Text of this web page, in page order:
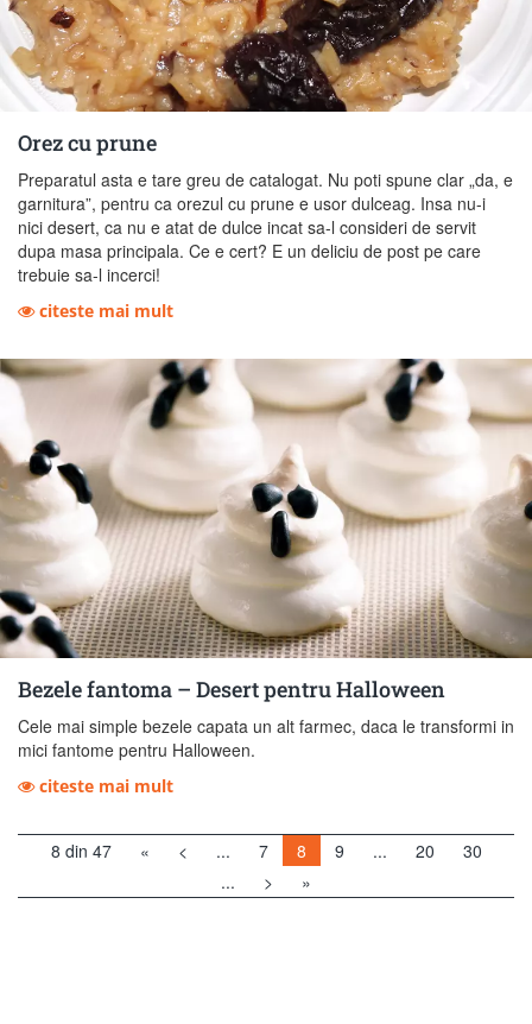
Orez cu prune
Preparatul asta e tare greu de catalogat. Nu poti spune clar „da, e
garnitura”, pentru ca orezul cu prune e usor dulceag. Insa nu-i
nici desert, ca nu e atat de dulce incat sa-l consideri de servit
dupa masa principala. Ce e cert? E un deliciu de post pe care
trebuie sa-l incerci!
citeste mai mult
Bezele fantoma – Desert pentru Halloween
Cele mai simple bezele capata un alt farmec, daca le transformi in
mici fantome pentru Halloween.
citeste mai mult
8 din 47 « < ... 7 8 9 ... 20
30
...
> »